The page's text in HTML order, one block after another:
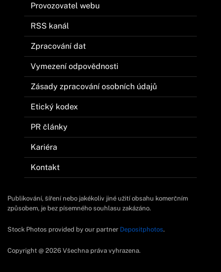
Provozovatel webu
RSS kanál
Zpracování dat
Vymezení odpovědnosti
Zásady zpracování osobních údajů
Etický kodex
PR články
Kariéra
Kontakt
Publikování, šíření nebo jakékoliv jiné užití obsahu komerčním
způsobem, je bez písemného souhlasu zakázáno.
Stock Photos provided by our partner Depositphotos.
Copyright @ 2026 Všechna práva vyhrazena.